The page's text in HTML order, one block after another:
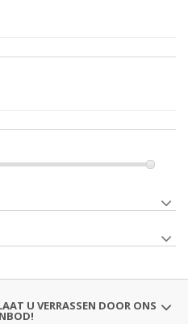
U VERRASSEN DOOR ONS